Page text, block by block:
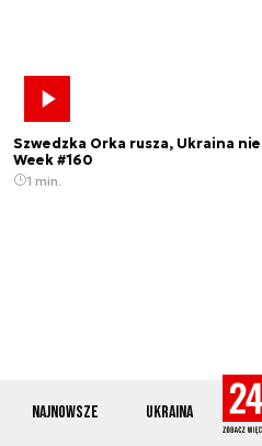
Najnowsze Ukraina
Szwedzka Orka rusza, Ukraina
Week #160
1 min.